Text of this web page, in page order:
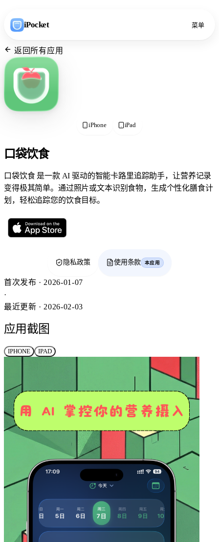
iPocket 菜单
返回所有应用
iPhone iPad
口袋饮食
口袋饮食 是一款 AI 驱动的智能卡路里追踪助手，让营养记录
变得极其简单。通过照片或文本识别食物，生成个性化膳食计
划，轻松追踪您的饮食目标。
隐私政策 使用条款 本应用
首次发布 · 2026-01-07
·
最近更新 · 2026-02-03
应用截图
IPHONE IPAD